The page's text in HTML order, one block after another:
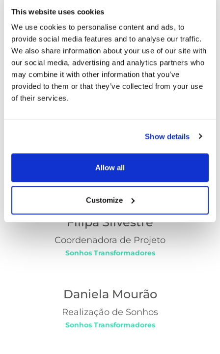
This website uses cookies
We use cookies to personalise content and ads, to
provide social media features and to analyse our traffic.
We also share information about your use of our site with
our social media, advertising and analytics partners who
may combine it with other information that you’ve
provided to them or that they’ve collected from your use
of their services.
Show details
Allow all
Customize
Madalena Moreira da Cruz
Responsável RH, Administração e
Finanças
Gracinda Santos
Responsável Financeira
Luísa Moraes
Responsável Casa Terra dos Sonhos
Filipa Silvestre
Coordenadora de Projeto
Sonhos Transformadores
Daniela Mourão
Realização de Sonhos
Sonhos Transformadores